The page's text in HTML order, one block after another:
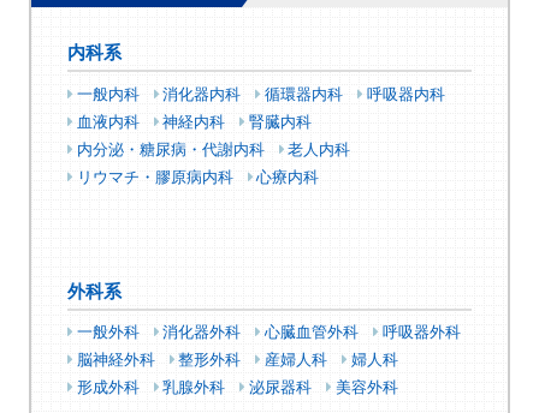
内科系
一般内科 消化器内科 循環器内科
呼吸器内科
血液内科
神経内科
腎臓内科
内分泌・糖尿病・代謝内科
老人内科
リウマチ・膠原病内科
心療内科
外科系
一般外科 消化器外科 心臓血管外科
呼吸器外科
脳神経外科
整形外科 産婦人科
婦人科
形成外科
乳腺外科 泌尿器科 美容外科